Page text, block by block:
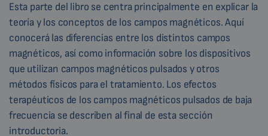
Esta parte del libro se centra principalmente en explicar la
teoría y los conceptos de los campos magnéticos. Aquí
conocerá las diferencias entre los distintos campos
magnéticos, así como información sobre los dispositivos
que utilizan campos magnéticos pulsados y otros
métodos físicos para el tratamiento. Los efectos
terapéuticos de los campos magnéticos pulsados de baja
frecuencia se describen al final de esta sección
introductoria.